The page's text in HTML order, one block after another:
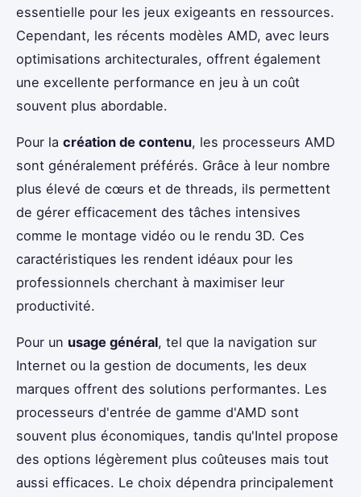
essentielle pour les jeux exigeants en ressources.
Cependant, les récents modèles AMD, avec leurs
optimisations architecturales, offrent également
une excellente performance en jeu à un coût
souvent plus abordable.
Pour la création de contenu, les processeurs AMD
sont généralement préférés. Grâce à leur nombre
plus élevé de cœurs et de threads, ils permettent
de gérer efficacement des tâches intensives
comme le montage vidéo ou le rendu 3D. Ces
caractéristiques les rendent idéaux pour les
professionnels cherchant à maximiser leur
productivité.
Pour un usage général, tel que la navigation sur
Internet ou la gestion de documents, les deux
marques offrent des solutions performantes. Les
processeurs d'entrée de gamme d'AMD sont
souvent plus économiques, tandis qu'Intel propose
des options légèrement plus coûteuses mais tout
aussi efficaces. Le choix dépendra principalement